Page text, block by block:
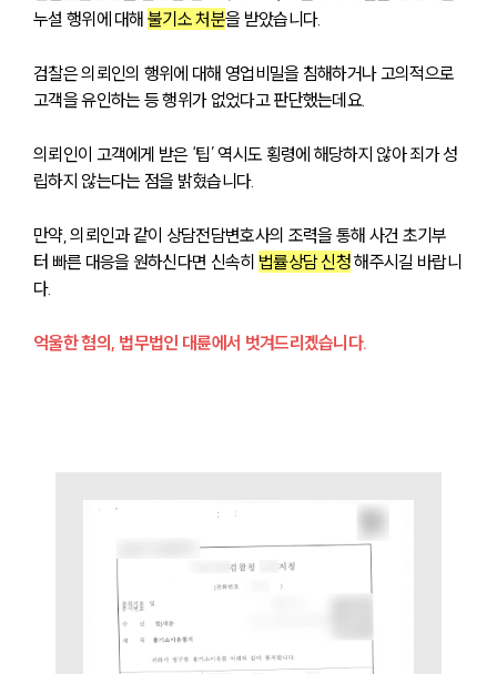
누설 행위에 대해 불기소 처분을 받았습니다.
검찰은 의뢰인의 행위에 대해 영업비밀을 침해하거나 고의적으로
고객을 유인하는 등 행위가 없었다고 판단했는데요.
의뢰인이 고객에게 받은 ‘팁’ 역시도 횡령에 해당하지 않아 죄가 성
립하지 않는다는 점을 밝혔습니다.
만약, 의뢰인과 같이 상담전담변호사의 조력을 통해 사건 초기부
터 빠른 대응을 원하신다면 신속히 법률상담 신청 해주시길 바랍니
다.
억울한 혐의, 법무법인 대륜에서 벗겨드리겠습니다.